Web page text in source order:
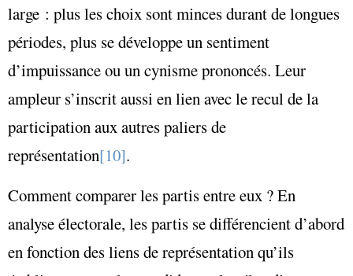
large : plus les choix sont minces durant de longues
périodes, plus se développe un sentiment
d’impuissance ou un cynisme prononcés. Leur
ampleur s’inscrit aussi en lien avec le recul de la
participation aux autres paliers de
représentation[10].
Comment comparer les partis entre eux ? En
analyse électorale, les partis se différencient d’abord
en fonction des liens de représentation qu’ils